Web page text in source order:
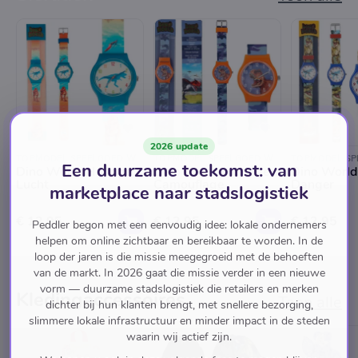
Dino World Horloge
€ 12,95
Dino World Horloge
Camouflage
€ 12,95
Dino
Danger
€ 12,95
Kledingaccessoires Toon alle
2026 update
Een duurzame toekomst: van
marketplace naar stadslogistiek
Peddler begon met een eenvoudig idee: lokale ondernemers
helpen om online zichtbaar en bereikbaar te worden. In de
loop der jaren is die missie meegegroeid met de behoeften
van de markt. In 2026 gaat die missie verder in een nieuwe
vorm — duurzame stadslogistiek die retailers en merken
dichter bij hun klanten brengt, met snellere bezorging,
slimmere lokale infrastructuur en minder impact in de steden
waarin wij actief zijn.